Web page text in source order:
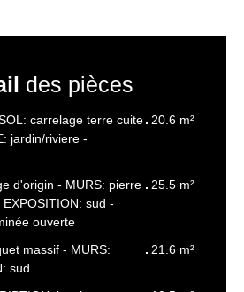
des pièces
carrelage terre cuite
jardin/riviere -
20.6 m²
d'origin - MURS: pierre
sud -
ouverte
25.5 m²
massif - MURS:
sud
21.6 m²